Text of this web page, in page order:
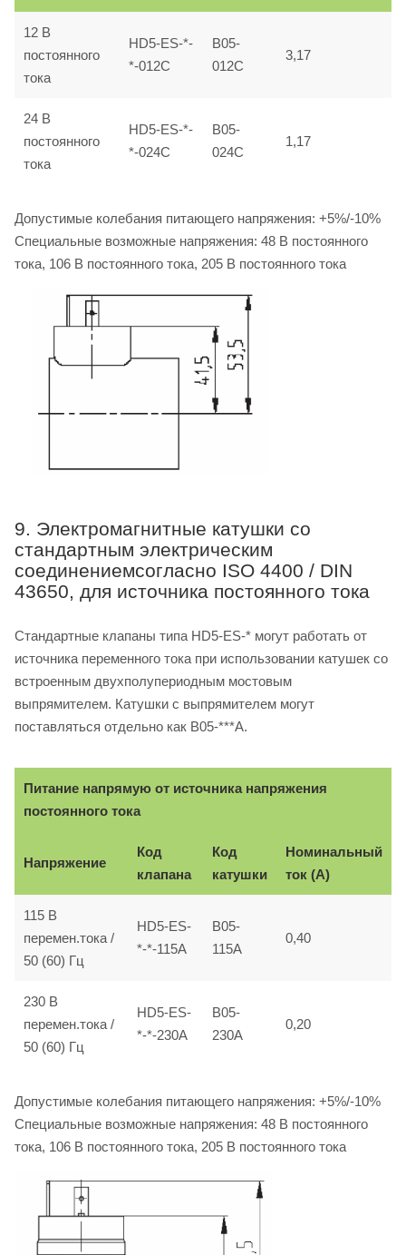
12 B
постоянного
тока
HD5-ES-*-
*-012C
B05-
012C
3,17
24 B
постоянного
тока
HD5-ES-*-
*-024C
B05-
024C
1,17
Допустимые колебания питающего напряжения: +5%/-10%
Специальные возможные напряжения: 48 B постоянного
тока, 106 B постоянного тока, 205 B постоянного тока
9. Электромагнитные катушки со
стандартным электрическим
соединениемсогласно ISO 4400 / DIN
43650, для источника постоянного тока
Стандартные клапаны типа HD5-ES-* могут работать от
источника переменного тока при использовании катушек со
встроенным двухполупериодным мостовым
выпрямителем. Катушки с выпрямителем могут
поставляться отдельно как B05-***A.
Питание напрямую от источника напряжения
постоянного тока
Напряжение
Код
клапана
Код
катушки
Номинальный
ток (A)
115 B
перемен.тока /
50 (60) Гц
HD5-ES-
*-*-115A
B05-
115A
0,40
230 B
перемен.тока /
50 (60) Гц
HD5-ES-
*-*-230A
B05-
230A
0,20
Допустимые колебания питающего напряжения: +5%/-10%
Специальные возможные напряжения: 48 B постоянного
тока, 106 B постоянного тока, 205 B постоянного тока